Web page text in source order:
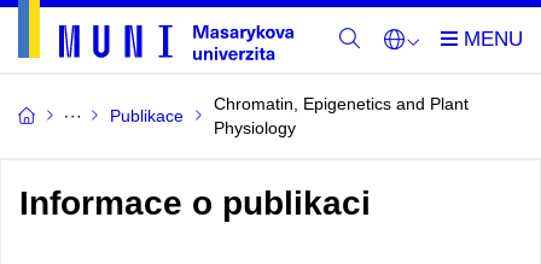
Publikace
Chromatin, Epigenetics and Plant
Physiology
Informace o publikaci